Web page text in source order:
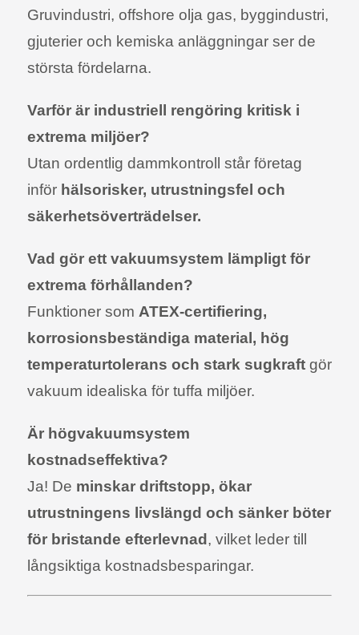
Gruvindustri, offshore olja gas, byggindustri,
gjuterier och kemiska anläggningar ser de
största fördelarna.
Varför är industriell rengöring kritisk i
extrema miljöer?
Utan ordentlig dammkontroll står företag
inför hälsorisker, utrustningsfel och
säkerhetsöverträdelser.
Vad gör ett vakuumsystem lämpligt för
extrema förhållanden?
Funktioner som ATEX-certifiering,
korrosionsbeständiga material, hög
temperaturtolerans och stark sugkraftgör
vakuum idealiska för tuffa miljöer.
Är högvakuumsystem
kostnadseffektiva?
Ja! De minskar driftstopp, ökar
utrustningens livslängd och sänker böter
för bristande efterlevnad , vilket leder till
långsiktiga kostnadsbesparingar.